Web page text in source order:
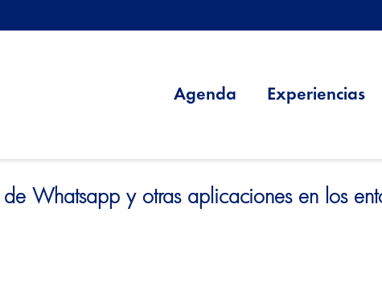
Agenda Experiencias
Whatsapp y otras aplicaciones en los